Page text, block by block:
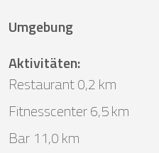
Umgebung
Aktivitäten:
Restaurant 0,2 km
Fitnesscenter 6,5 km
Bar 11,0 km